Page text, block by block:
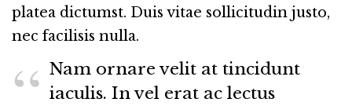
platea dictumst. Duis vitae sollicitudin justo,
nec facilisis nulla.
Nam ornare velit at tincidunt
iaculis. In vel erat ac lectus